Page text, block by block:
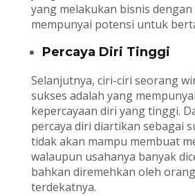
yang melakukan bisnis dengan
mempunyai potensi untuk
Percaya Diri Tinggi
Selanjutnya, ciri-ciri seorang
sukses adalah yang
kepercayaan diri yang tinggi.
percaya diri diartikan sebagai
tidak akan mampu membuat
walaupun usahanya banyak
bahkan diremehkan oleh
terdekatnya.